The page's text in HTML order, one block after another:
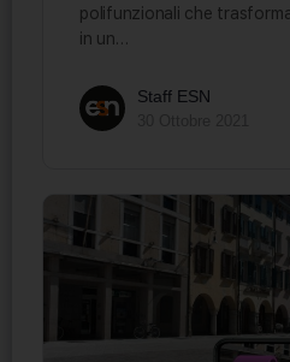
polifunzionali che
in un…
Staff ESN